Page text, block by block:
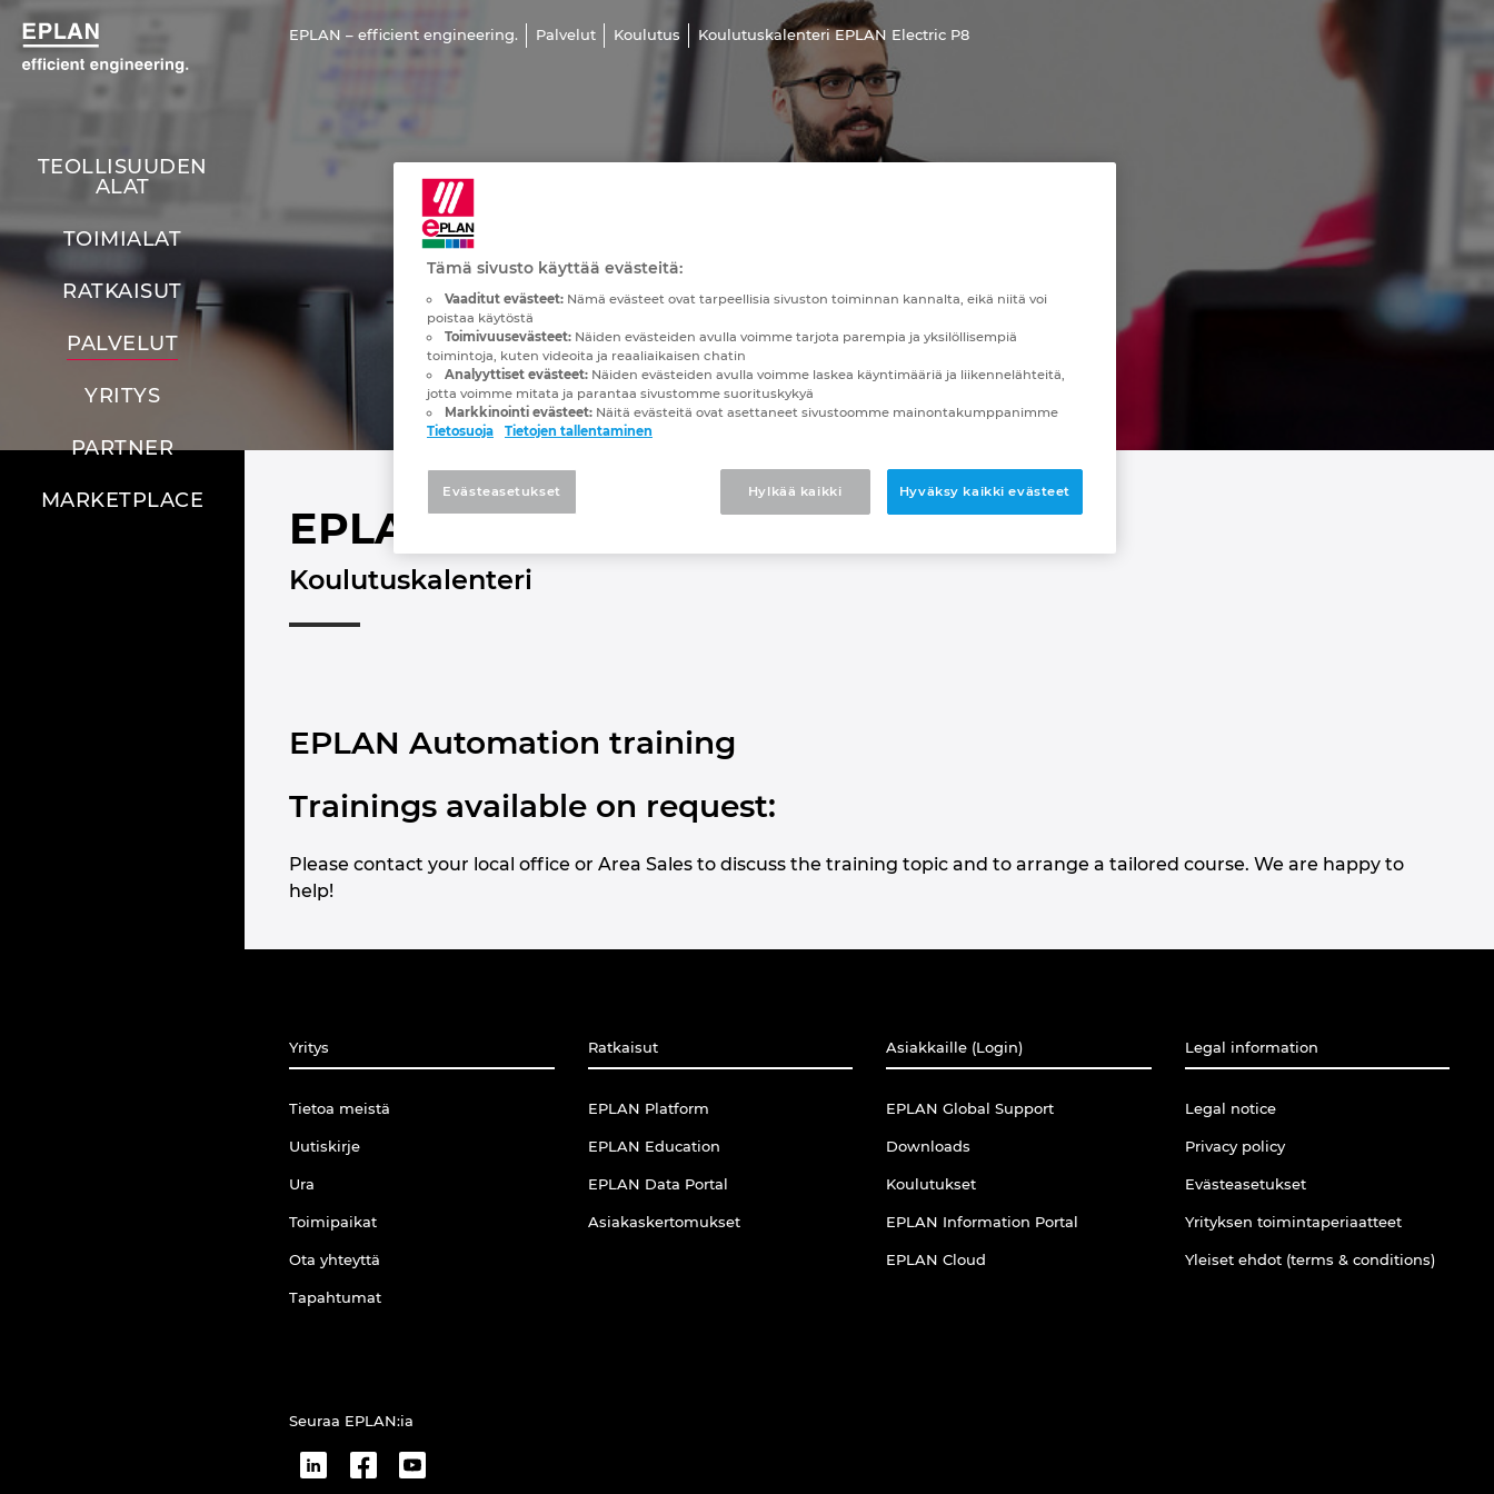
EPLAN – efficient engineering. Palvelut Koulutus Koulutuskalenteri EPLAN Electric P8
TEOLLISUUDEN
ALAT
TOIMIALAT
RATKAISUT
PALVELUT
YRITYS
PARTNER
MARKETPLACE
EPLAN Electric P8
Koulutuskalenteri
EPLAN Electric P8
Koulutuskalenteri
EPLAN Automation training
Trainings available on request:
Please contact your local office or Area Sales to discuss the training topic and to arrange a tailored course. We are happy to
help!
Yritys
Tietoa meistä
Uutiskirje
Ura
Toimipaikat
Ota yhteyttä
Tapahtumat
Ratkaisut
EPLAN Platform
EPLAN Education
EPLAN Data Portal
Asiakaskertomukset
Asiakkaille (Login)
EPLAN Global Support
Downloads
Koulutukset
EPLAN Information Portal
EPLAN Cloud
Legal information
Legal notice
Privacy policy
Evästeasetukset
Yrityksen toimintaperiaatteet
Yleiset ehdot (terms & conditions)
Seuraa EPLAN:ia
Tämä sivusto käyttää evästeitä:
Vaaditut evästeet: Nämä evästeet ovat tarpeellisia sivuston toiminnan kannalta, eikä niitä voi
poistaa käytöstä
Toimivuusevästeet: Näiden evästeiden avulla voimme tarjota parempia ja yksilöllisempiä
toimintoja, kuten videoita ja reaaliaikaisen chatin
Analyyttiset evästeet: Näiden evästeiden avulla voimme laskea käyntimääriä ja liikennelähteitä,
jotta voimme mitata ja parantaa sivustomme suorituskykyä
Markkinointi evästeet: Näitä evästeitä ovat asettaneet sivustoomme mainontakumppanimme
Tietosuoja
Tietojen tallentaminen
Hylkää kaikki Hyväksy kaikki evästeet
Evästeasetukset